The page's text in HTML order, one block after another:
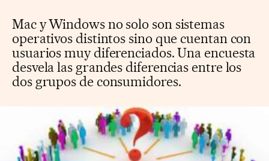
Mac y Windows no solo son sistemas
operativos distintos sino que cuentan con
usuarios muy diferenciados. Una encuesta
desvela las grandes diferencias entre los
dos grupos de consumidores.